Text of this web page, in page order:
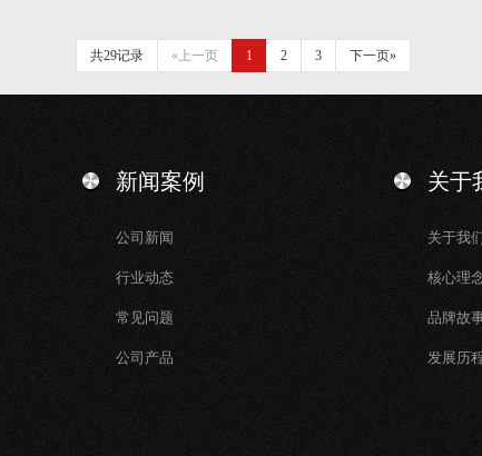
共29记录 «上一页 1 2 3 下一页»
新闻案例
公司新闻
行业动态
常见问题
公司产品
关于
关于我
核心理
品牌故
发展历